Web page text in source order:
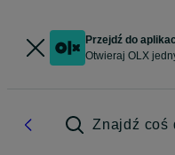
Przejdź do
Otwieraj OLX
Znajdź coś